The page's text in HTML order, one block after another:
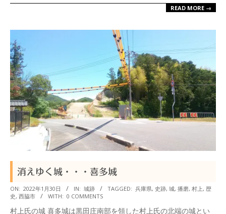
READ MORE →
消えゆく城・・・喜多城
2022-
01-
30
ON: 2022年1月30日 IN: 城跡 TAGGED: 兵庫県, 史跡, 城, 播磨, 村上, 歴
史, 西脇市 WITH: 0 COMMENTS
村上氏の城 喜多城は黒田庄南部を領した村上氏の北端の城とい